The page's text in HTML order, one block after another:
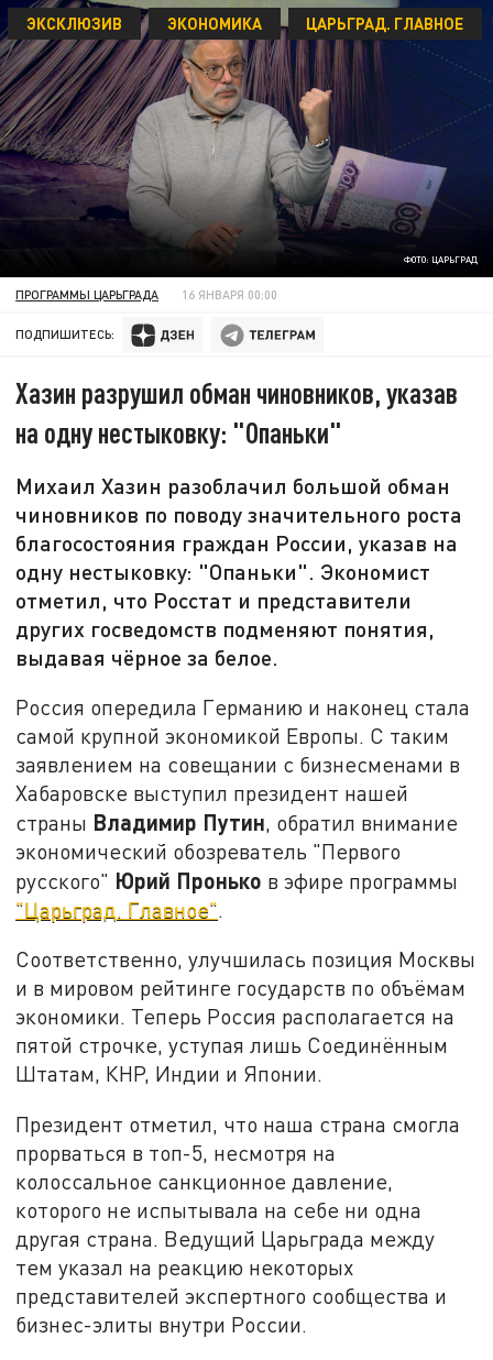
ФОТО: ЦАРЬГРАД
ЭКСКЛЮЗИВ ЭКОНОМИКА ЦАРЬГРАД. ГЛАВНОЕ
ПРОГРАММЫ ЦАРЬГРАДА 16 ЯНВАРЯ 00:00
ПОДПИШИТЕСЬ:
Хазин разрушил обман чиновников, указав
на одну нестыковку: "Опаньки"
Михаил Хазин разоблачил большой обман
чиновников по поводу значительного роста
благосостояния граждан России, указав на
одну нестыковку: "Опаньки". Экономист
отметил, что Росстат и представители
других госведомств подменяют понятия,
выдавая чёрное за белое.
Россия опередила Германию и наконец стала
самой крупной экономикой Европы. С таким
заявлением на совещании с бизнесменами в
Хабаровске выступил президент нашей
страны Владимир Путин, обратил внимание
экономический обозреватель "Первого
русского" Юрий Пронько в эфире программы
"Царьград. Главное".
Соответственно, улучшилась позиция Москвы
и в мировом рейтинге государств по объёмам
экономики. Теперь Россия располагается на
пятой строчке, уступая лишь Соединённым
Штатам, КНР, Индии и Японии.
Президент отметил, что наша страна смогла
прорваться в топ-5, несмотря на
колоссальное санкционное давление,
которого не испытывала на себе ни одна
другая страна. Ведущий Царьграда между
тем указал на реакцию некоторых
представителей экспертного сообщества и
бизнес-элиты внутри России.